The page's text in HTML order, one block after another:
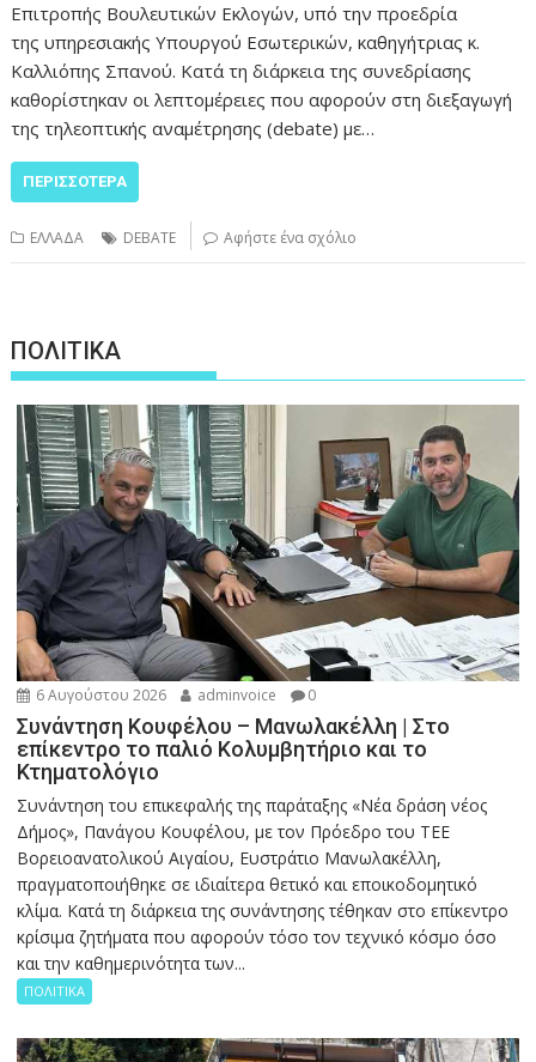
Επιτροπής Βουλευτικών Εκλογών, υπό την προεδρία
της υπηρεσιακής Υπουργού Εσωτερικών, καθηγήτριας κ.
Καλλιόπης Σπανού. Κατά τη διάρκεια της συνεδρίασης
καθορίστηκαν οι λεπτομέρειες που αφορούν στη διεξαγωγή
της τηλεοπτικής αναμέτρησης (debate) με…
ΠΕΡΙΣΣΌΤΕΡΑ
ΕΛΛΑΔΑ DEBATE Αφήστε ένα σχόλιο
ΠΟΛΙΤΙΚΑ
6 Αυγούστου 2026 adminvoice 0
Συνάντηση Κουφέλου – Μανωλακέλλη | Στο
επίκεντρο το παλιό Κολυμβητήριο και το
Κτηματολόγιο
Συνάντηση του επικεφαλής της παράταξης «Νέα δράση νέος
Δήμος», Πανάγου Κουφέλου, με τον Πρόεδρο του ΤΕΕ
Βορειοανατολικού Αιγαίου, Ευστράτιο Μανωλακέλλη,
πραγματοποιήθηκε σε ιδιαίτερα θετικό και εποικοδομητικό
κλίμα. Κατά τη διάρκεια της συνάντησης τέθηκαν στο επίκεντρο
κρίσιμα ζητήματα που αφορούν τόσο τον τεχνικό κόσμο όσο
και την καθημερινότητα των...
ΠΟΛΙΤΙΚΑ